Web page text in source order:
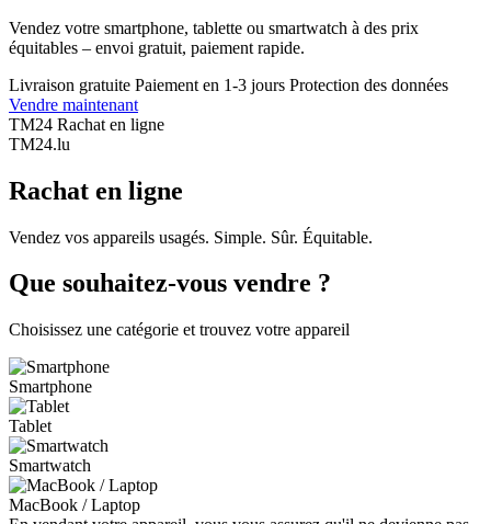
Vendez votre smartphone, tablette ou smartwatch à des prix
équitables – envoi gratuit, paiement rapide.
Livraison gratuite Paiement en 1-3 jours Protection des données
Vendre maintenant
TM24 Rachat en ligne
TM24.lu
Rachat en ligne
Vendez vos appareils usagés. Simple. Sûr. Équitable.
Que souhaitez-vous vendre ?
Choisissez une catégorie et trouvez votre appareil
Smartphone
Tablet
Smartwatch
MacBook / Laptop